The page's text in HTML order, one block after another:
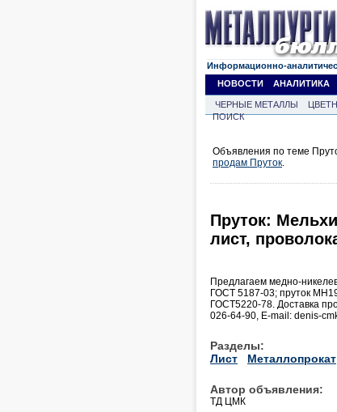
Информационно-
НОВОСТИ
АНАЛИТИКА
ЧЕРНЫЕ МЕТАЛЛЫ
ПОИСК
Объявления по теме
продам Пруток.
Пруток:
лист,
Предлагаем медно-
ГОСТ 5187-03; пруток
ГОСТ5220-78. Доставка
026-64-90, Е-mail: denis-
Разделы:
Лист
Металлопрокат
Автор объявления:
ТД ЦМК